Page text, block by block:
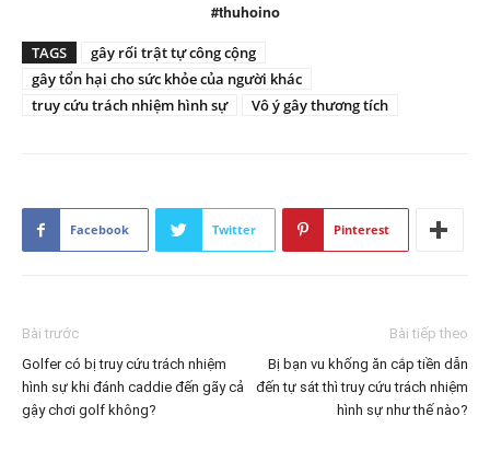
#thuhoino
TAGS
gây rối trật tự công cộng
gây tổn hại cho sức khỏe của người khác
truy cứu trách nhiệm hình sự
Vô ý gây thương tích
Facebook Twitter Pinterest
Bài trước
Golfer có bị truy cứu trách nhiệm
hình sự khi đánh caddie đến gãy cả
gậy chơi golf không?
Bài tiếp theo
Bị bạn vu khống ăn cắp tiền dẫn
đến tự sát thì truy cứu trách nhiệm
hình sự như thế nào?